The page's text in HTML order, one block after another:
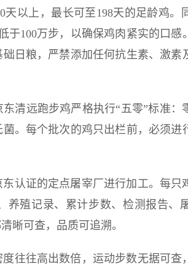
以上，最长可至198天的足龄鸡。
100万步，以确保鸡肉紧实的口感
日粮，严禁添加任何抗生素、激素
清远跑步鸡严格执行“五零”标准：
。每个批次的鸡只出栏前，必须进
认证的定点屠宰厂进行加工。每只
养殖记录、累计步数、检测报告、
晰可查，品质可追溯。
往往高出数倍，运动步数无据可查